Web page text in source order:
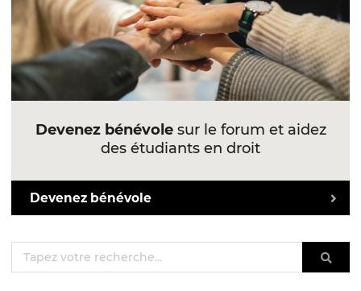
Devenez bénévolesur le forum et aidez
des étudiants en droit
Devenez bénévole